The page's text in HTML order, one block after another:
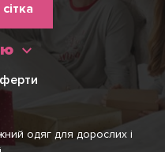
одяг для дорослих і